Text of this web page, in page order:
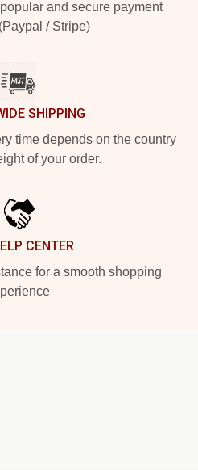
and secure payment
/ Stripe)
SHIPPING
time depends on the country
of your order.
CENTER
for a smooth shopping